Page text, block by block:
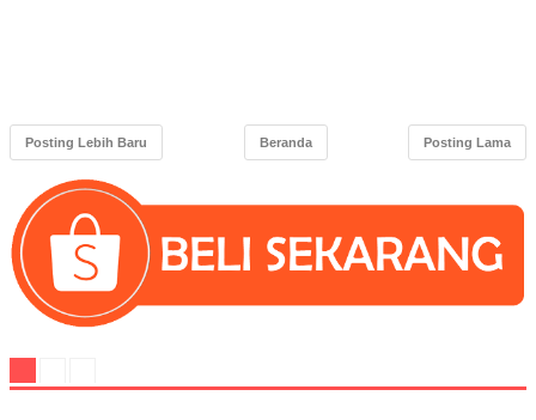
Posting Lebih Baru Posting Lama
Beranda